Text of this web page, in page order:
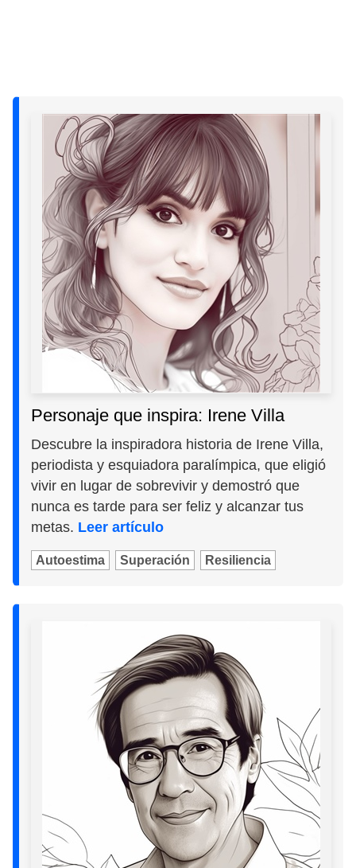
Personaje que inspira: Irene Villa
Descubre la inspiradora historia de Irene Villa,
periodista y esquiadora paralímpica, que eligió
vivir en lugar de sobrevivir y demostró que
nunca es tarde para ser feliz y alcanzar tus
metas. Leer artículo
Autoestima Superación Resiliencia